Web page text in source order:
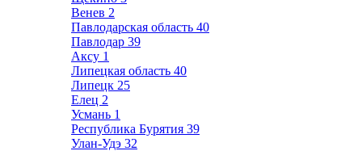
Венев 2
Павлодарская область 40
Павлодар 39
Аксу 1
Липецкая область 40
Липецк 25
Елец 2
Усмань 1
Республика Бурятия 39
Улан-Удэ 32